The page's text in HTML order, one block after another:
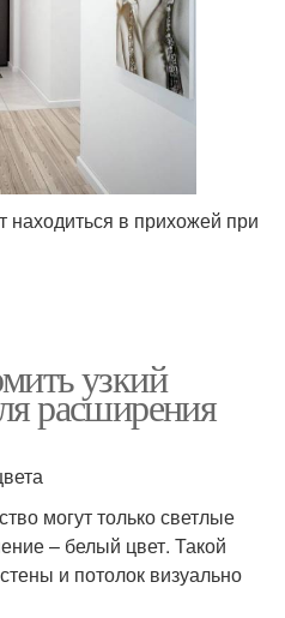
находиться в прихожей при
узкий
расширения
могут только светлые
– белый цвет. Такой
и потолок визуально